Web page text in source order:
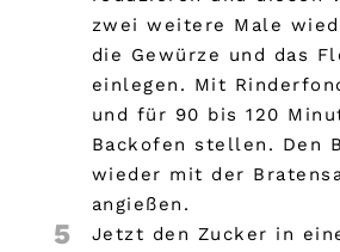
zwei weitere Male
die Gewürze und das
einlegen. Mit
und für 90 bis 120
Backofen stellen. Den
wieder mit der
angießen.
5
Jetzt den Zucker in